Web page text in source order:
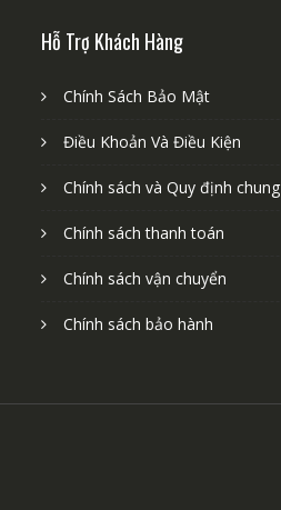
Hỗ Trợ Khách Hàng
Chính Sách Bảo Mật
Điều Khoản Và Điều Kiện
Chính sách và Quy định chung
Chính sách thanh toán
Chính sách vận chuyển
Chính sách bảo hành